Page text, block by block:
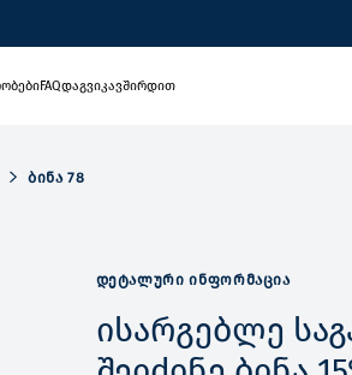
FAQდაგვიკავშირდით
ᲑᲘᲜᲐ 78
ᲓᲔᲢᲐᲚᲣᲠᲘ ᲘᲜᲤᲝᲠᲛᲐᲪᲘᲐ
ისარგებლე